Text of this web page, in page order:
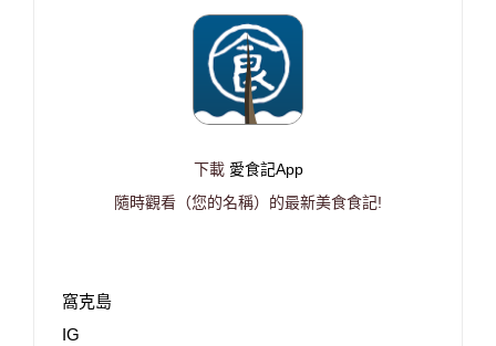
下載 愛食記App
隨時觀看（您的名稱）的最新美食食記!
窩克島
IG